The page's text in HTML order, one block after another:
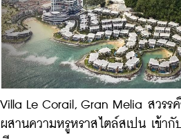
Villa Le Corail, Gran Melia สวรร
ผสานความหรูหราสไตล์สเปน เข้ากั